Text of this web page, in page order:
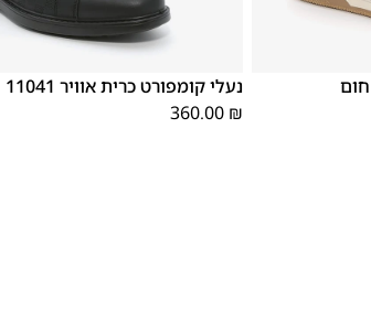
41
42
43
44
45
46
נעלי קומפורט כרית אוויר 11041 שחור
360.00 ₪